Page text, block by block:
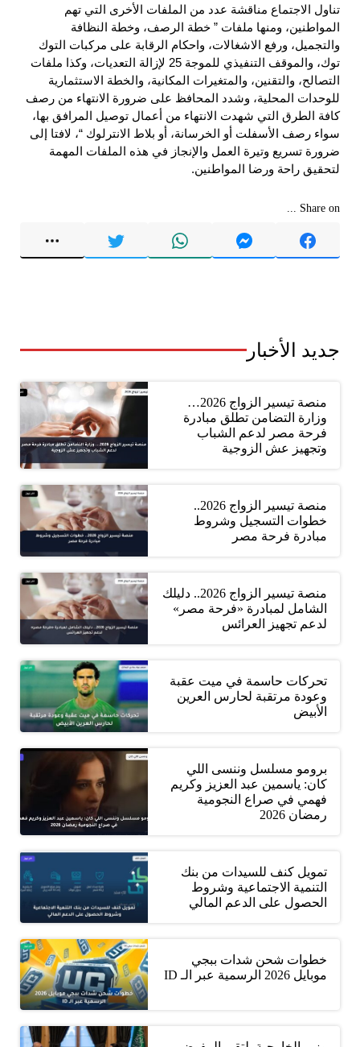
تناول الاجتماع مناقشة عدد من الملفات الأخرى التي تهم
المواطنين، ومنها ملفات ” خطة الرصف، وخطة النظافة
والتجميل، ورفع الاشغالات، واحكام الرقابة على مركبات التوك
توك، والموقف التنفيذي للموجة 25 لإزالة التعديات، وكذا ملفات
التصالح، والتقنين، والمتغيرات المكانية، والخطة الاستثمارية
للوحدات المحلية، وشدد المحافظ على ضرورة الانتهاء من رصف
كافة الطرق التي شهدت الانتهاء من أعمال توصيل المرافق بها،
سواء رصف الأسفلت أو الخرسانة، أو بلاط الانترلوك “، لافتا إلى
ضرورة تسريع وتيرة العمل والإنجاز في هذه الملفات المهمة
لتحقيق راحة ورضا المواطنين.
Share on ...
جديد الأخبار
منصة تيسير الزواج 2026…
وزارة التضامن تطلق مبادرة
فرحة مصر لدعم الشباب
وتجهيز عش الزوجية
منصة تيسير الزواج 2026..
خطوات التسجيل وشروط
مبادرة فرحة مصر
منصة تيسير الزواج 2026.. دليلك
الشامل لمبادرة «فرحة مصر»
لدعم تجهيز العرائس
تحركات حاسمة في ميت عقبة
وعودة مرتقبة لحارس العرين
الأبيض
برومو مسلسل وننسى اللي
كان: ياسمين عبد العزيز وكريم
فهمي في صراع النجومية
رمضان 2026
تمويل كنف للسيدات من بنك
التنمية الاجتماعية وشروط
الحصول على الدعم المالي
خطوات شحن شدات ببجي
موبايل 2026 الرسمية عبر الـ ID